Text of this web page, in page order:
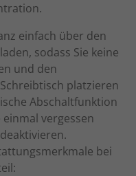
einfach über den
sodass Sie keine
und den
platzieren
Abschaltfunktion
vergessen
bei